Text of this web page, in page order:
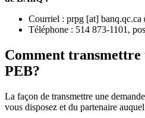
Courriel : prpg [at] banq.qc.ca
Téléphone : 514 873-1101,
Comment transmettre
PEB?
La façon de transmettre une
vous disposez et du partenaire